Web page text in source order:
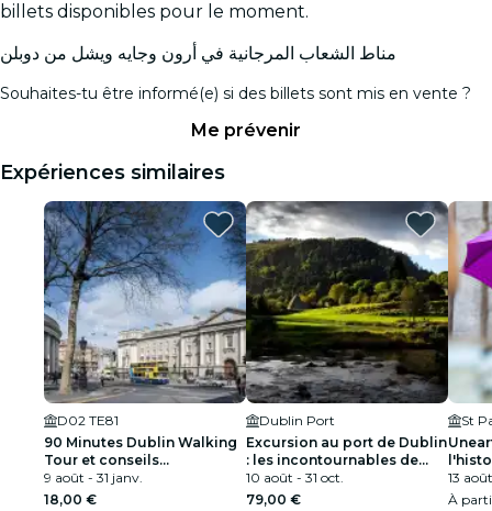
billets disponibles pour le moment.
مناط الشعاب المرجانية في أرون وجايه ويشل من دوبلن
Souhaites-tu être informé(e) si des billets sont mis en vente ?
Me prévenir
Expériences similaires
D02 TE81
90 Minutes Dublin Walking
Tour et conseils
sightseeing
9 août - 31 janv.
18,00 €
Dublin Port
Excursion au port de Dublin
: les incontournables de
Dublin et Glendalough
10 août - 31 oct.
79,00 €
St
13
À